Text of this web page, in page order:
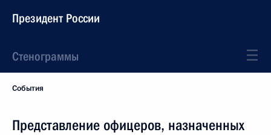
Президент России
Стенограммы
События
Представление офицеров, назначенных